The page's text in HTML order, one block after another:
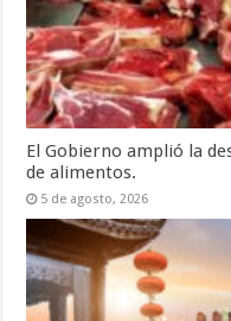
El Gobierno amplió la
de alimentos.
5 de agosto, 2026